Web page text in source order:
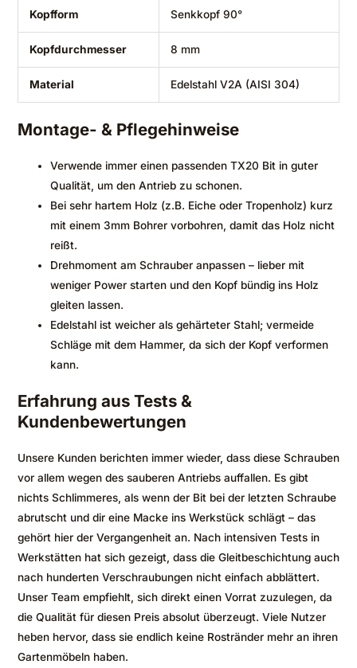
Kopfform Senkkopf 90°
Kopfdurchmesser 8 mm
Material Edelstahl V2A (AISI 304)
Montage- & Pflegehinweise
Verwende immer einen passenden TX20 Bit in guter
Qualität, um den Antrieb zu schonen.
Bei sehr hartem Holz (z.B. Eiche oder Tropenholz) kurz
mit einem 3mm Bohrer vorbohren, damit das Holz nicht
reißt.
Drehmoment am Schrauber anpassen – lieber mit
weniger Power starten und den Kopf bündig ins Holz
gleiten lassen.
Edelstahl ist weicher als gehärteter Stahl; vermeide
Schläge mit dem Hammer, da sich der Kopf verformen
kann.
Erfahrung aus Tests &
Kundenbewertungen
Unsere Kunden berichten immer wieder, dass diese Schrauben
vor allem wegen des sauberen Antriebs auffallen. Es gibt
nichts Schlimmeres, als wenn der Bit bei der letzten Schraube
abrutscht und dir eine Macke ins Werkstück schlägt – das
gehört hier der Vergangenheit an. Nach intensiven Tests in
Werkstätten hat sich gezeigt, dass die Gleitbeschichtung auch
nach hunderten Verschraubungen nicht einfach abblättert.
Unser Team empfiehlt, sich direkt einen Vorrat zuzulegen, da
die Qualität für diesen Preis absolut überzeugt. Viele Nutzer
heben hervor, dass sie endlich keine Rostränder mehr an ihren
Gartenmöbeln haben.